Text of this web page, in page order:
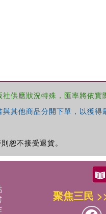
供應狀況特殊，匯率將依實
其他商品分開下單，以獲得
恕不接受退貨。
聚焦三民